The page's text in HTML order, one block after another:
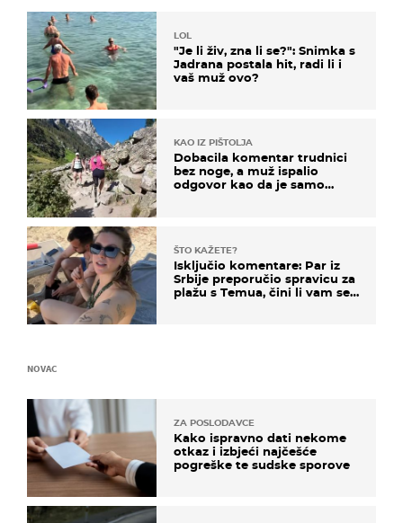
LOL
"Je li živ, zna li se?": Snimka s
Jadrana postala hit, radi li i
vaš muž ovo?
KAO IZ PIŠTOLJA
Dobacila komentar trudnici
bez noge, a muž ispalio
odgovor kao da je samo
ŠTO KAŽETE?
Isključio komentare: Par iz
Srbije preporučio spravicu za
plažu s Temua, čini li vam se
NOVAC
ZA POSLODAVCE
Kako ispravno dati nekome
otkaz i izbjeći najčešće
pogreške te sudske sporove